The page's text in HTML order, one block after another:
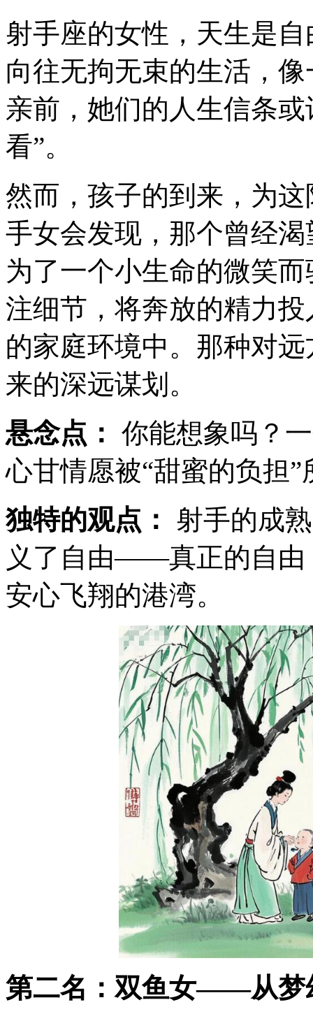
射手座的女性，天生是
向往无拘无束的生活，
亲前，她们的人生信条
看”。
然而，孩子的到来，为
手女会发现，那个曾经
为了一个小生命的微笑
注细节，将奔放的精力
的家庭环境中。那种对
来的深远谋划。
悬念点： 你能想象吗？
心甘情愿被“甜蜜的负担
独特的观点：
射手的成
义了自由——真正的自由
安心飞翔的港湾。
第二名：双鱼女——从梦